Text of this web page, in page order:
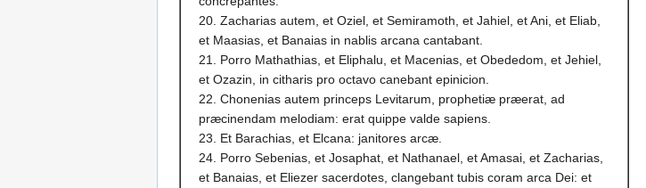
20. Zacharias autem, et Oziel, et Semiramoth, et Jahiel, et Ani, et Eliab,
et Maasias, et Banaias in nablis arcana cantabant.
21. Porro Mathathias, et Eliphalu, et Macenias, et Obededom, et Jehiel,
et Ozazin, in citharis pro octavo canebant epinicion.
22. Chonenias autem princeps Levitarum, prophetiæ præerat, ad
præcinendam melodiam: erat quippe valde sapiens.
23. Et Barachias, et Elcana: janitores arcæ.
24. Porro Sebenias, et Josaphat, et Nathanael, et Amasai, et Zacharias,
et Banaias, et Eliezer sacerdotes, clangebant tubis coram arca Dei: et